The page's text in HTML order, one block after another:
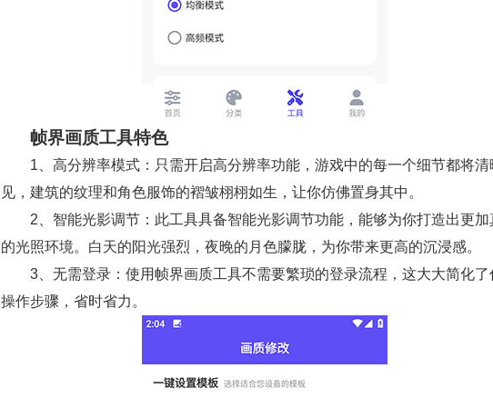
帧界画质工具特色
1、高分辨率模式：只需开启高分辨率功能，游戏中的每一个细节都将清
见，建筑的纹理和角色服饰的褶皱栩栩如生，让你仿佛置身其中。
2、智能光影调节：此工具具备智能光影调节功能，能够为你打造出更加
的光照环境。白天的阳光强烈，夜晚的月色朦胧，为你带来更高的沉浸感。
3、无需登录：使用帧界画质工具不需要繁琐的登录流程，这大大简化了
操作步骤，省时省力。